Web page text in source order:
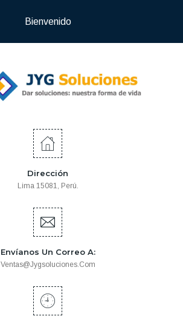
Bienvenido
Dirección
Lima 15081, Perú.
Envíanos Un Correo A:
Ventas@jygsoluciones.com